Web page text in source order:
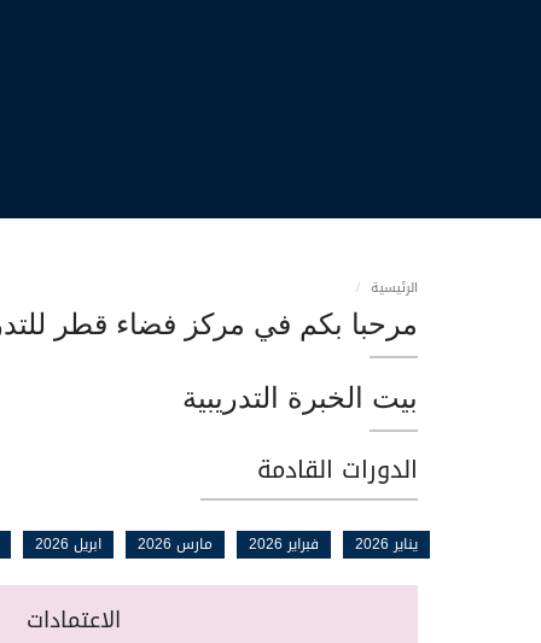
الرئيسية
مرحبا بكم في مركز فضاء قطر
بيت الخبرة التدريبية
الدورات القادمة
يناير 2026 فبراير 2026 مارس 2026 ابريل 2026
الاعتمادات